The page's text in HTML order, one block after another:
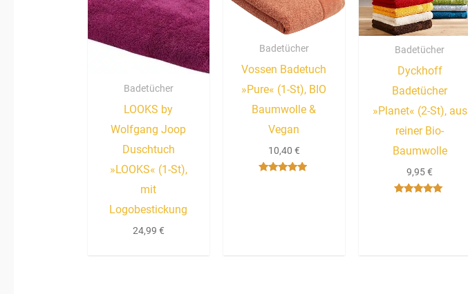
Badetücher
LOOKS by
Wolfgang Joop
Duschtuch
»LOOKS« (1-St),
mit
Logobestickung
24,99 €
Badetücher
Vossen Badetuch
»Pure« (1-St), BIO
Baumwolle &
Vegan
10,40 €
Badetücher
Dyckhoff
Badetücher
»Planet« (2-St), aus
reiner Bio-
Baumwolle
9,95€